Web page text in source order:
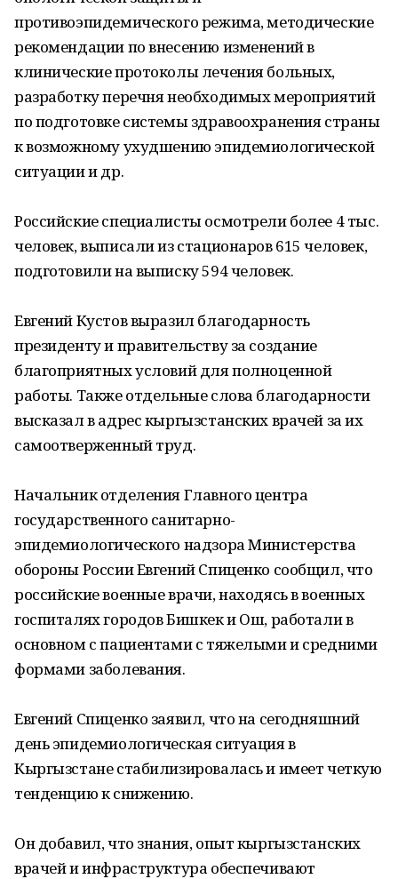
противоэпидемического режима, методические
рекомендации по внесению изменений в
клинические протоколы лечения больных,
разработку перечня необходимых мероприятий
по подготовке системы здравоохранения страны
к возможному ухудшению эпидемиологической
ситуации и др.
Российские специалисты осмотрели более 4 тыс.
человек, выписали из стационаров 615 человек,
подготовили на выписку 594 человек.
Евгений Кустов выразил благодарность
президенту и правительству за создание
благоприятных условий для полноценной
работы. Также отдельные слова благодарности
высказал в адрес кыргызстанских врачей за их
самоотверженный труд.
Начальник отделения Главного центра
государственного санитарно-
эпидемиологического надзора Министерства
обороны России Евгений Спиценко сообщил, что
российские военные врачи, находясь в военных
госпиталях городов Бишкек и Ош, работали в
основном с пациентами с тяжелыми и средними
формами заболевания.
Евгений Спиценко заявил, что на сегодняшний
день эпидемиологическая ситуация в
Кыргызстане стабилизировалась и имеет четкую
тенденцию к снижению.
Он добавил, что знания, опыт кыргызстанских
врачей и инфраструктура обеспечивают